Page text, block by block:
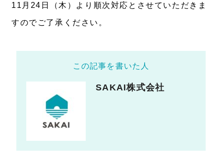
11月24日（木）より順次対応とさせていただきま
すのでご了承ください。
この記事を書いた人
SAKAI株式会社